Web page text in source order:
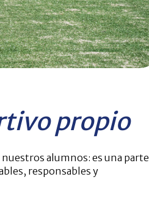
propio
alumnos: es una parte
responsables y